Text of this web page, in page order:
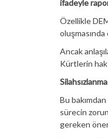
ifadeyle
Özellikle
Ancak
Kürtlerin hak
Bu
sürecin
gereken